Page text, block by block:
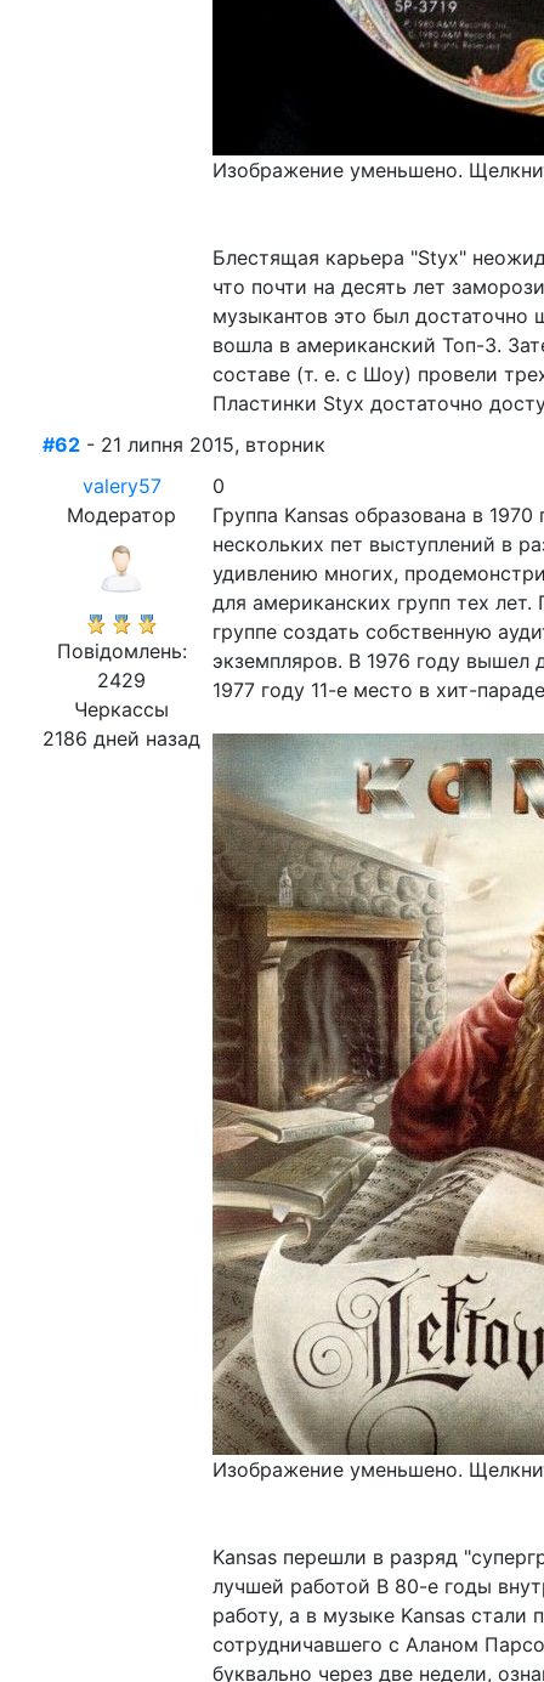
Изображение уменьшено.
Блестящая карьера "Styx"
что почти на десять лет
музыкантов это был достаточно
вошла в американский Топ-3.
составе (т. е. с Шоу) провели
Пластинки Styx достаточно
#62 - 21 липня 2015, вторник
valery57
Модератор
Повідомлень:
2429
Черкассы
2186 дней назад
0
Группа Kansas образована в
нескольких пет выступлений в
удивлению многих,
для американских групп тех
группе создать собственную
экземпляров. В 1976 году вышел
1977 году 11-е место в хит-
Изображение уменьшено.
Kansas перешли в разряд
лучшей работой В 80-е годы
работу, а в музыке Kansas
сотрудничавшего с Аланом
буквально через две недели,